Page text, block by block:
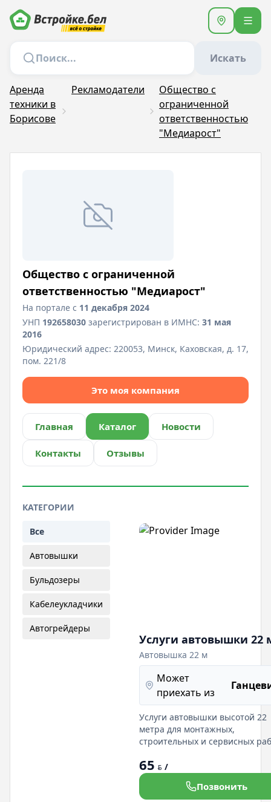
Искать
Аренда
техники в
Борисове
Рекламодатели
Общество с
ограниченной
ответственностью
"Медиарост"
Общество с ограниченной
ответственностью "Медиарост"
На портале с 11 декабря 2024
УНП 192658030 зарегистрирован в ИМНС: 31 мая
2016
Юридический адрес: 220053, Минск, Каховская, д. 17,
пом. 221/8
Это моя компания
Главная Каталог Новости
Контакты Отзывы
КАТЕГОРИИ
Все
Автовышки
Бульдозеры
Кабелеукладчики
Автогрейдеры
Услуги автовышки 22
Автовышка 22 м
Может
приехать из
Услуги автовышки высотой 22
метра для монтажных,
строительных и сервисных
операторы и современное
оборудование гарантируют
безопасность и
65 BYN /
Позвонить